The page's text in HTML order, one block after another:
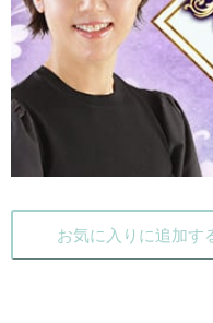
お気に入りに追加す